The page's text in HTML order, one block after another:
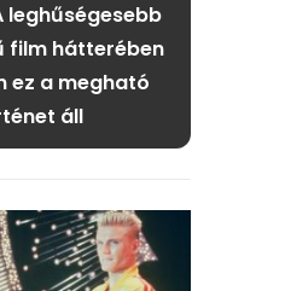
leghűségesebb
film hátterében
ez a megható
áll